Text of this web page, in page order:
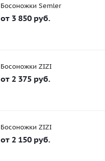
Босоножки Semler
от 3 850 руб.
Босоножки ZIZI
от 2 375 руб.
Босоножки ZIZI
от 2 150 руб.